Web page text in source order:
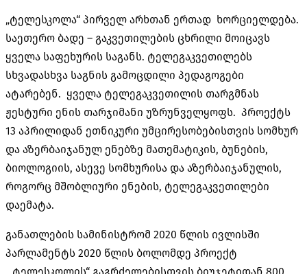
„ტელესკოლა“ პირველ არხთან ერთად ხორციელდება.
საეთერო ბადე – გაკვეთილების ცხრილი მოიცავს
ყველა საფეხურის საგანს. ტელეგაკვეთილებს
სხვადასხვა საგნის გამოცდილი პედაგოგები
ატარებენ. ყველა ტელეგაკვეთილის თარგმნას
ჟესტური ენის თარჯიმანი უზრუნველყოფს. პროექტს
13 აპრილიდან ეთნიკური უმცირესობებისთვის სომხურ
და აზერბაიჯანულ ენებზე მათემატიკის, ბუნების,
ბიოლოგიის, ასევე სომხურისა და აზერბაიჯანულის,
როგორც მშობლიური ენების, ტელეგაკვეთილები
დაემატა.
განათლების სამინისტრომ 2020 წლის ივლისში
პარლამენტს 2020 წლის ბოლომდე პროექტ
„ტელესკოლის“ გაგრძელებისთვის ბიუჯეტიდან 800